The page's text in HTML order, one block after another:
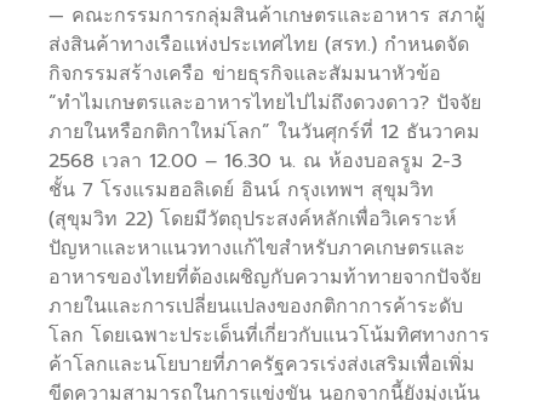
— คณะกรรมการกลุ่มสินค้าเกษตรและอาหาร สภาผู้
ส่งสินค้าทางเรือแห่งประเทศไทย (สรท.) กำหนดจัด
กิจกรรมสร้างเครือ ข่ายธุรกิจและสัมมนาหัวข้อ
“ทำไมเกษตรและอาหารไทยไปไม่ถึงดวงดาว? ปัจจัย
ภายในหรือกติกาใหม่โลก” ในวันศุกร์ที่ 12 ธันวาคม
2568 เวลา 12.00 – 16.30 น. ณ ห้องบอลรูม 2-3
ชั้น 7 โรงแรมฮอลิเดย์ อินน์ กรุงเทพฯ สุขุมวิท
(สุขุมวิท 22) โดยมีวัตถุประสงค์หลักเพื่อวิเคราะห์
ปัญหาและหาแนวทางแก้ไขสำหรับภาคเกษตรและ
อาหารของไทยที่ต้องเผชิญกับความท้าทายจากปัจจัย
ภายในและการเปลี่ยนแปลงของกติกาการค้าระดับ
โลก โดยเฉพาะประเด็นที่เกี่ยวกับแนวโน้มทิศทางการ
ค้าโลกและนโยบายที่ภาครัฐควรเร่งส่งเสริมเพื่อเพิ่ม
ขีดความสามารถในการแข่งขัน นอกจากนี้ยังมุ่งเน้น